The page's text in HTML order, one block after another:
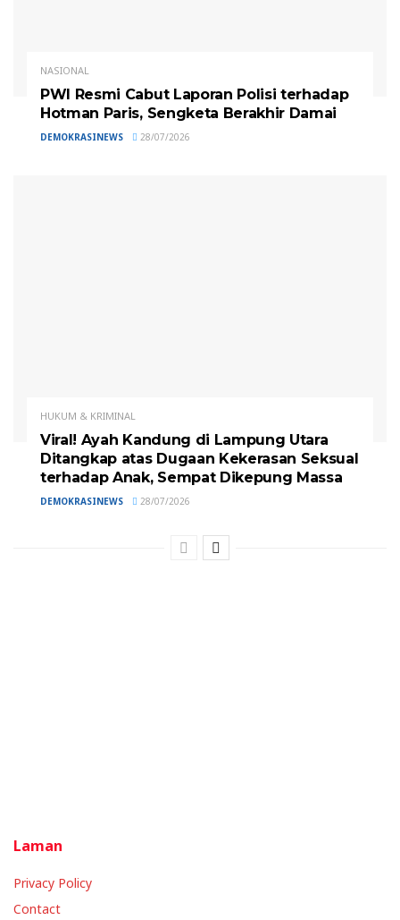
NASIONAL
PWI Resmi Cabut Laporan Polisi terhadap
Hotman Paris, Sengketa Berakhir Damai
DEMOKRASINEWS 28/07/2026
HUKUM & KRIMINAL
Viral! Ayah Kandung di Lampung Utara
Ditangkap atas Dugaan Kekerasan Seksual
terhadap Anak, Sempat Dikepung Massa
DEMOKRASINEWS 28/07/2026
Laman
Privacy Policy
Contact